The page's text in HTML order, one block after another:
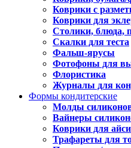
Коврики с
Коврики для
Столики, блюда,
Скалки для теста
Фальш-ярусы
Фотофоны для
Флористика
Журналы для
Формы кондитерские
Молды
Вайнеры
Коврики для
Трафареты для